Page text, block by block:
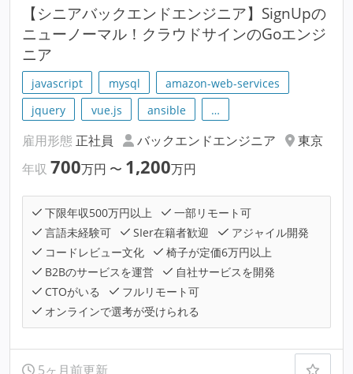
【シニアバックエンドエンジニア】SignUpの
ニューノーマル！クラウドサインのGoエンジ
ニア
javascript mysql
amazon-web-services
jquery
vue.js ansible …
雇用形態 正社員 バックエンドエンジニア
東京
年収 700万円 〜 1,200万円
下限年収500万円以上
一部リモート可
言語未経験可
SIer在籍者歓迎
アジャイル開発
コードレビュー文化
椅子が定価6万円以上
B2Bのサービスを運営
自社サービスを開発
CTOがいる
フルリモート可
オンラインで選考が受けられる
5ヶ月前更新